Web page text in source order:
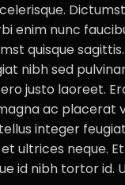
enim nunc
quisque
nibh sed
justo laoreet.
ac placerat
integer
ultrices neque.
id nibh tortor id.